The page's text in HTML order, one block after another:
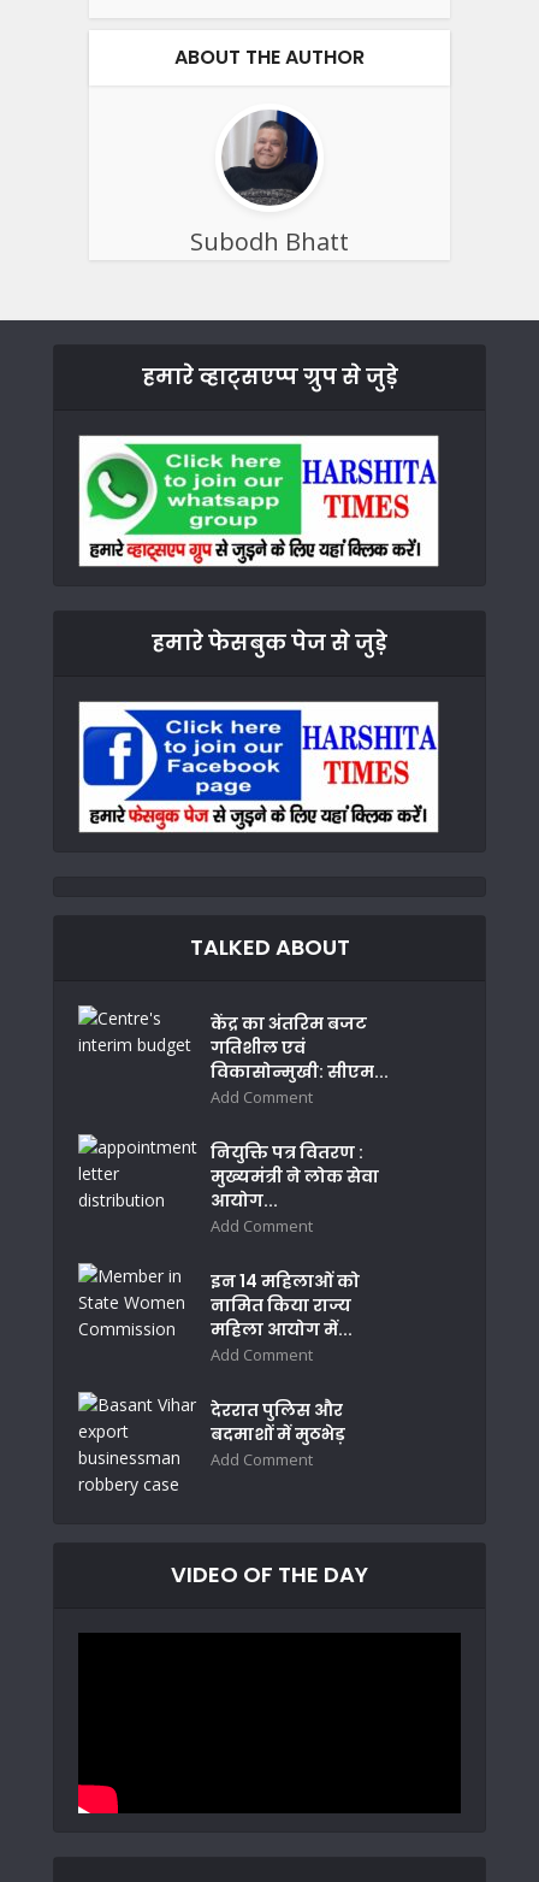
ABOUT THE AUTHOR
Subodh Bhatt
हमारे व्हाट्सएप्प ग्रुप से जुड़े
हमारे फेसबुक पेज से जुड़े
TALKED ABOUT
केंद्र का अंतरिम बजट
गतिशील एवं
विकासोन्मुखी: सीएम...
Add Comment
नियुक्ति पत्र वितरण :
मुख्यमंत्री ने लोक सेवा
आयोग...
Add Comment
इन 14 महिलाओं को
नामित किया राज्य
महिला आयोग में...
Add Comment
देररात पुलिस और
बदमाशों में मुठभेड़
Add Comment
VIDEO OF THE DAY